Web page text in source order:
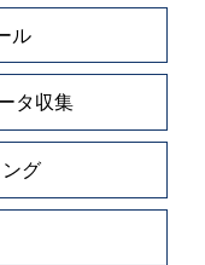
ル
タ収集
グ